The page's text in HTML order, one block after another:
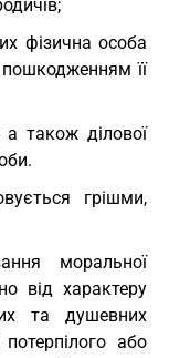
фізична особа
її
а також ділової
грішми,
моральної
від характеру
та душевних
або